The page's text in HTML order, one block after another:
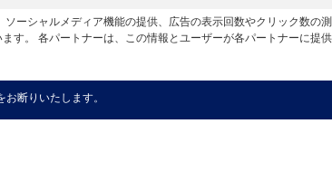
ーシャルメディア機能の提供、広告の表示回数やクリック数の
す。 各パートナーは、この情報とユーザーが各パートナーに
断りいたします。